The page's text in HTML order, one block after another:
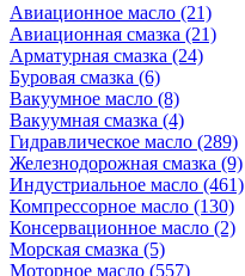
Авиационное масло (21)
Авиационная смазка (21)
Арматурная смазка (24)
Буровая смазка (6)
Вакуумное масло (8)
Вакуумная смазка (4)
Гидравлическое масло (289)
Железнодорожная смазка (9)
Индустриальное масло (461)
Компрессорное масло (130)
Консервационное масло (2)
Морская смазка (5)
Моторное масло (557)